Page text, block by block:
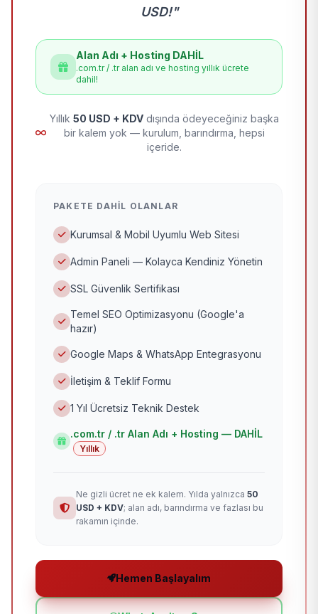
USD!"
Alan Adı + Hosting DAHİL
.com.tr / .tr alan adı ve hosting yıllık ücrete
dahil!
Yıllık 50 USD + KDV dışında ödeyeceğiniz başka
bir kalem yok — kurulum, barındırma, hepsi
içeride.
PAKETE DAHIL OLANLAR
Kurumsal & Mobil Uyumlu Web Sitesi
Admin Paneli — Kolayca Kendiniz Yönetin
SSL Güvenlik Sertifikası
Temel SEO Optimizasyonu (Google'a
hazır)
Google Maps & WhatsApp Entegrasyonu
İletişim & Teklif Formu
1 Yıl Ücretsiz Teknik Destek
.com.tr / .tr Alan Adı + Hosting — DAHİL
Yıllık
Ne gizli ücret ne ek kalem. Yılda yalnızca 50
USD + KDV; alan adı, barındırma ve fazlası bu
rakamın içinde.
Hemen Başlayalım